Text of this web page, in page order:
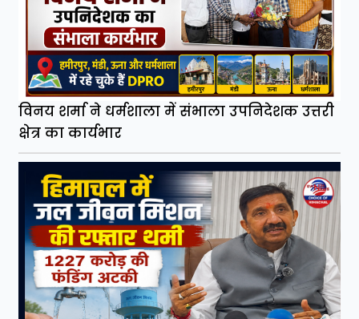
विनय शर्मा ने धर्मशाला में संभाला उपनिदेशक उत्तरी
क्षेत्र का कार्यभार